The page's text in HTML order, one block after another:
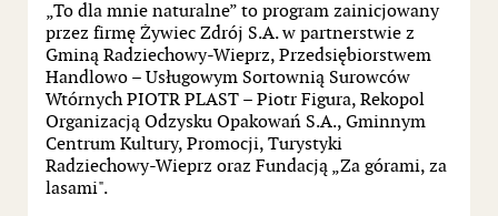
„To dla mnie naturalne” to program zainicjowany
przez firmę Żywiec Zdrój S.A. w partnerstwie z
Gminą Radziechowy-Wieprz, Przedsiębiorstwem
Handlowo – Usługowym Sortownią Surowców
Wtórnych PIOTR PLAST – Piotr Figura, Rekopol
Organizacją Odzysku Opakowań S.A., Gminnym
Centrum Kultury, Promocji, Turystyki
Radziechowy-Wieprz oraz Fundacją „Za górami, za
lasami".